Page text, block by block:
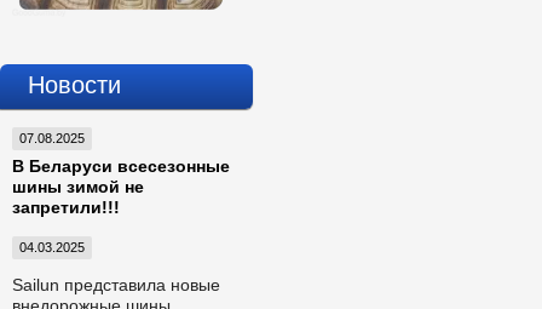
Новости
07.08.2025
В Беларуси всесезонные
шины зимой не
запретили!!!
04.03.2025
Sailun представила новые